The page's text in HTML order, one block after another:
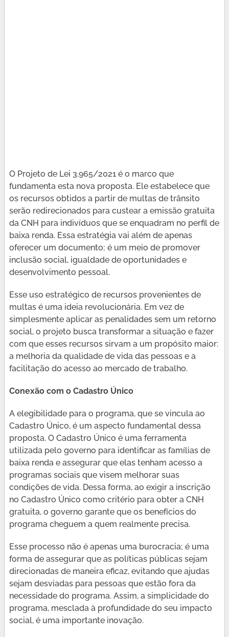
O Projeto de Lei 3.965/2021 é o marco que
fundamenta esta nova proposta. Ele estabelece que
os recursos obtidos a partir de multas de trânsito
serão redirecionados para custear a emissão gratuita
da CNH para indivíduos que se enquadram no perfil de
baixa renda. Essa estratégia vai além de apenas
oferecer um documento; é um meio de promover
inclusão social, igualdade de oportunidades e
desenvolvimento pessoal.
Esse uso estratégico de recursos provenientes de
multas é uma ideia revolucionária. Em vez de
simplesmente aplicar as penalidades sem um retorno
social, o projeto busca transformar a situação e fazer
com que esses recursos sirvam a um propósito maior:
a melhoria da qualidade de vida das pessoas e a
facilitação do acesso ao mercado de trabalho.
Conexão com o Cadastro Único
A elegibilidade para o programa, que se vincula ao
Cadastro Único, é um aspecto fundamental dessa
proposta. O Cadastro Único é uma ferramenta
utilizada pelo governo para identificar as famílias de
baixa renda e assegurar que elas tenham acesso a
programas sociais que visem melhorar suas
condições de vida. Dessa forma, ao exigir a inscrição
no Cadastro Único como critério para obter a CNH
gratuita, o governo garante que os benefícios do
programa cheguem a quem realmente precisa.
Esse processo não é apenas uma burocracia; é uma
forma de assegurar que as políticas públicas sejam
direcionadas de maneira eficaz, evitando que ajudas
sejam desviadas para pessoas que estão fora da
necessidade do programa. Assim, a simplicidade do
programa, mesclada à profundidade do seu impacto
social, é uma importante inovação.